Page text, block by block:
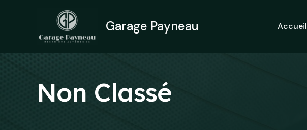
Garage Payneau Accueil
Non Classé